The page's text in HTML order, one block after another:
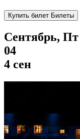
Купить билет Билеты
Сентябрь, Пт
04
4 сен